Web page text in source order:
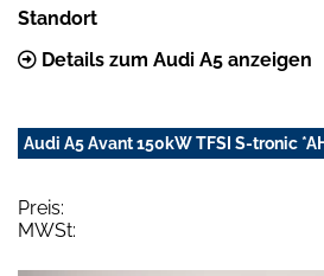
Standort
Details zum Audi A5 anzeigen
Audi A5 Avant 150kW TFSI S-tronic
Preis:
MWSt: